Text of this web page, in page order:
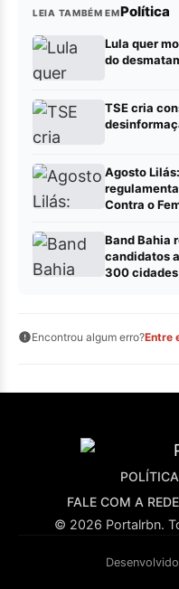
LEIA TAMBÉM EMPolítica
Lula quer
do
TSE cria
Agosto
Contra o
Band Bahia
candidatos
300
Encontrou algum erro?Entre
FALE COM A
© 2026 Portalrbn.